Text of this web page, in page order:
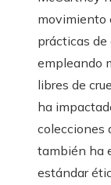
movimiento
prácticas de
empleando
libres de
ha
colecciones
también ha
estándar